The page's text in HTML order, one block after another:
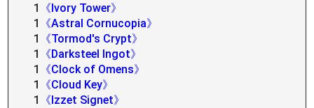
1
《Ivory Tower》
1
《Astral Cornucopia》
1
《Tormod's Crypt》
1
《Darksteel Ingot》
1
《Clock of Omens》
1
《Cloud Key》
1
《Izzet Signet》